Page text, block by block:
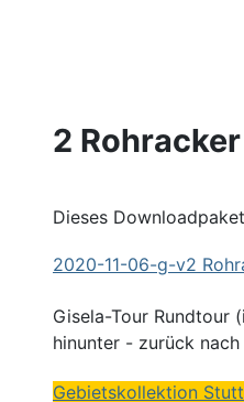
2
Dieses
2020-11-06-g-v2
Gisela-Tour Rundtour
hinunter - zurück
Gebietskollektion